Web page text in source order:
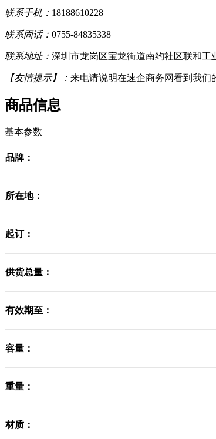
联系手机： 18188610228
联系固话： 0755-84835338
联系地址： 深圳市龙岗区宝龙街道南约社区联和工
【友情提示】： 来电请说明在速企商务网看到我们
商品信息
基本参数
品牌：
所在地：
起订：
供货总量：
有效期至：
容量：
重量：
材质：